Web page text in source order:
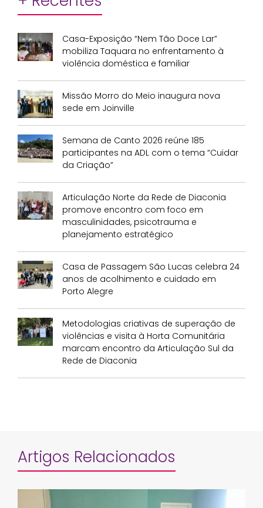
Casa-Exposição “Nem Tão Doce Lar”
mobiliza Taquara no enfrentamento à
violência doméstica e familiar
Missão Morro do Meio inaugura nova
sede em Joinville
Semana de Canto 2026 reúne 185
participantes na ADL com o tema “Cuidar
da Criação”
Articulação Norte da Rede de Diaconia
promove encontro com foco em
masculinidades, psicotrauma e
planejamento estratégico
Casa de Passagem São Lucas celebra 24
anos de acolhimento e cuidado em
Porto Alegre
Metodologias criativas de superação de
violências e visita à Horta Comunitária
marcam encontro da Articulação Sul da
Rede de Diaconia
Artigos Relacionados